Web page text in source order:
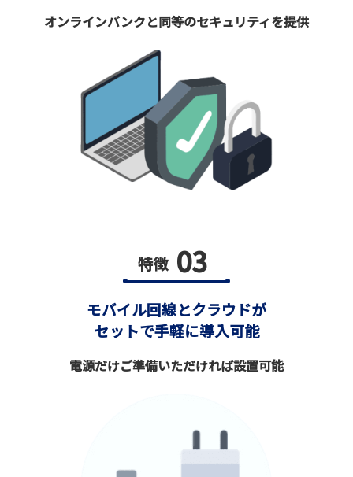
オンラインバンクと同等のセキュリティを提供
特徴 03
モバイル回線とクラウドが
セットで手軽に導入可能
電源だけご準備いただければ設置可能